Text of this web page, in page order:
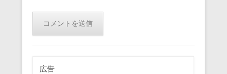
広告